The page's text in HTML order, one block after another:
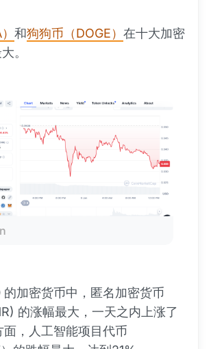
和狗狗币（DOGE） 在十大加密
。
的加密货币中，匿名加密货币
的涨幅最大，一天之内上涨了
面，人工智能项目代币